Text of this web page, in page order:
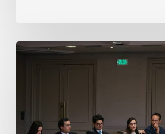
Reunión
Escobedo,
Subsecretaría